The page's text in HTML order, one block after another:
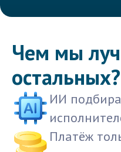
Чем мы
остальных?
ИИ
Платёж